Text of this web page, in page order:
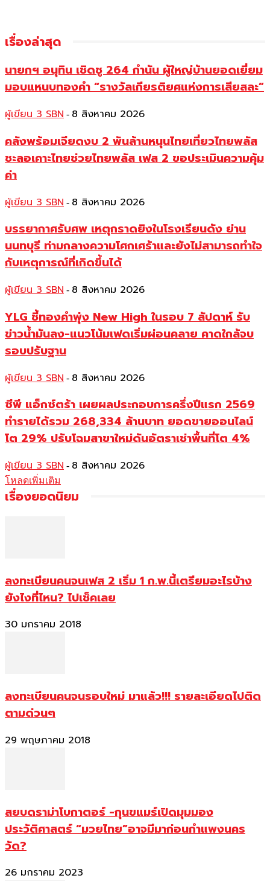
เรื่องล่าสุด
นายกฯ อนุทิน เชิดชู 264 กำนัน ผู้ใหญ่บ้านยอดเยี่ยม
มอบแหนบทองคำ “รางวัลเกียรติยศแห่งการเสียสละ”
ผู้เขียน 3 SBN - 8 สิงหาคม 2026
คลังพร้อมเจียดงบ 2 พันล้านหนุนไทยเที่ยวไทยพลัส
ชะลอเคาะไทยช่วยไทยพลัส เฟส 2 ขอประเมินความคุ้ม
ค่า
ผู้เขียน 3 SBN - 8 สิงหาคม 2026
บรรยากาศรับศพ เหตุกราดยิงในโรงเรียนดัง ย่าน
นนทบุรี ท่ามกลางความโศกเศร้าและยังไม่สามารถทำใจ
กับเหตุการณ์ที่เกิดขึ้นได้
ผู้เขียน 3 SBN - 8 สิงหาคม 2026
YLG ชี้ทองคำพุ่ง New High ในรอบ 7 สัปดาห์ รับ
ข่าวน้ำมันลง-แนวโน้มเฟดเริ่มผ่อนคลาย คาดใกล้จบ
รอบปรับฐาน
ผู้เขียน 3 SBN - 8 สิงหาคม 2026
ซีพี แอ็กซ์ตร้า เผยผลประกอบการครึ่งปีแรก 2569
ทำรายได้รวม 268,334 ล้านบาท ยอดขายออนไลน์
โต 29% ปรับโฉมสาขาใหม่ดันอัตราเช่าพื้นที่โต 4%
ผู้เขียน 3 SBN - 8 สิงหาคม 2026
โหลดเพิ่มเติม
เรื่องยอดนิยม
ลงทะเบียนคนจนเฟส 2 เริ่ม 1 ก.พ.นี้เตรียมอะไรบ้าง
ยังไงที่ไหน? ไปเช็คเลย
30 มกราคม 2018
ลงทะเบียนคนจนรอบใหม่ มาแล้ว!!! รายละเอียดไปติด
ตามด่วนๆ
29 พฤษภาคม 2018
สยบดราม่าโบกาตอร์ -กุนขแมร์เปิดมุมมอง
ประวัติศาสตร์ “มวยไทย”อาจมีมาก่อนกำแพงนคร
วัด?
26 มกราคม 2023